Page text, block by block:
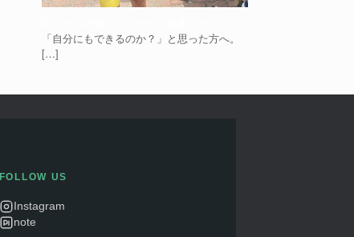
「自分にもできるのか？」と思った方へ。
[…]
FOLLOW US
Instagram
note